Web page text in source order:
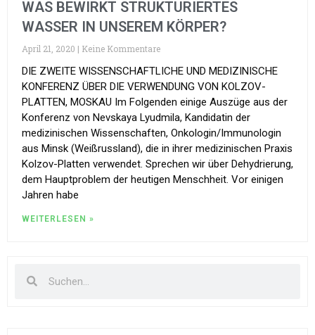
WAS BEWIRKT STRUKTURIERTES
WASSER IN UNSEREM KÖRPER?
April 21, 2020 Keine Kommentare
DIE ZWEITE WISSENSCHAFTLICHE UND MEDIZINISCHE
KONFERENZ ÜBER DIE VERWENDUNG VON KOLZOV-
PLATTEN, MOSKAU Im Folgenden einige Auszüge aus der
Konferenz von Nevskaya Lyudmila, Kandidatin der
medizinischen Wissenschaften, Onkologin/Immunologin
aus Minsk (Weißrussland), die in ihrer medizinischen Praxis
Kolzov-Platten verwendet. Sprechen wir über Dehydrierung,
dem Hauptproblem der heutigen Menschheit. Vor einigen
Jahren habe
WEITERLESEN »